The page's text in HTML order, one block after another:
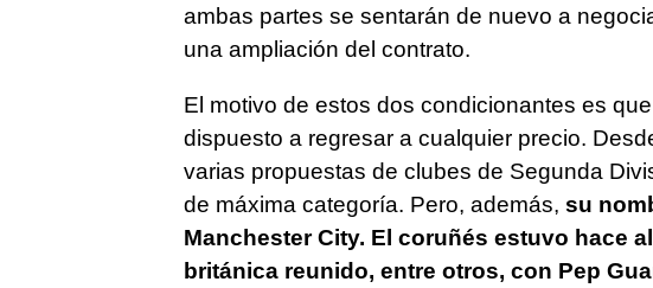
ambas partes se sentarán de nuevo a
una ampliación del contrato.
El motivo de estos dos condicionantes es
dispuesto a regresar a cualquier precio.
varias propuestas de clubes de Segunda
de máxima categoría. Pero, además, su
Manchester City. El coruñés estuvo hace
británica reunido, entre otros, con Pep